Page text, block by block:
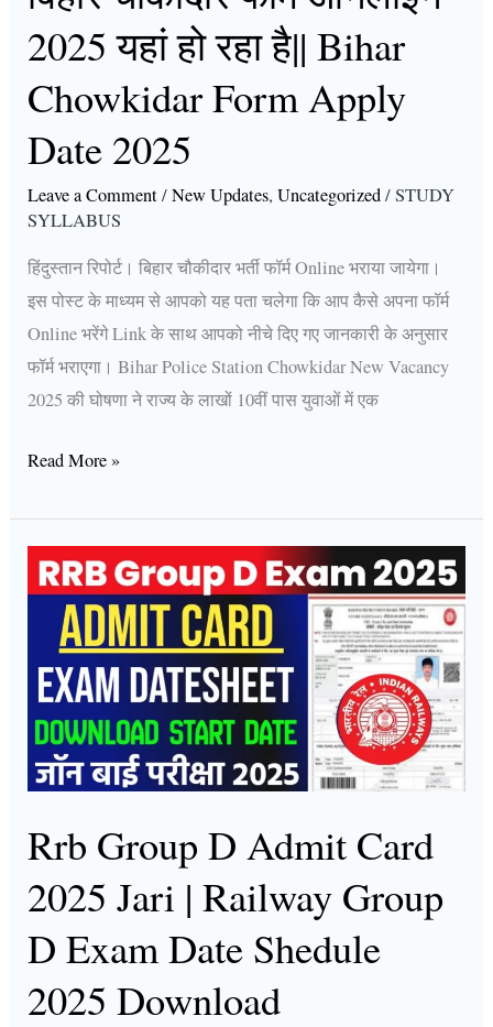
2025 यहां हो रहा है|| Bihar
Chowkidar Form Apply
Date 2025
Leave a Comment/New Updates,Uncategorized/STUDY
SYLLABUS
हिंदुस्तान रिपोर्ट। बिहार चौकीदार भर्ती फॉर्म Online भराया जायेगा।
इस पोस्ट के माध्यम से आपको यह पता चलेगा कि आप कैसे अपना फॉर्म
Online भरेंगे Link के साथ आपको नीचे दिए गए जानकारी के अनुसार
फॉर्म भराएगा। Bihar Police Station Chowkidar New Vacancy
2025 की घोषणा ने राज्य के लाखों 10वीं पास युवाओं में एक
Bihar
Chowkidar
Apply
Date
2025
Read More »
Rrb Group D Admit Card
2025 Jari | Railway Group
D Exam Date Shedule
2025 Download
Rrb
Group
Admit
Card
2025
Jari
|
Group
D
Date
Shedule